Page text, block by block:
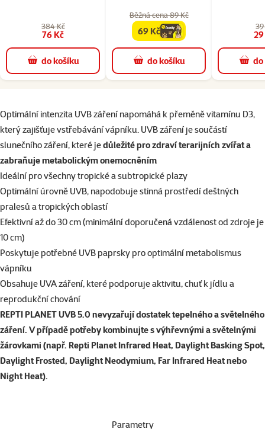
384 Kč
76 Kč
do košíku
Běžná cena 89 Kč
familycena
69 Kč
do košíku
superzoo.product.detail.content
Optimální intenzita UVB záření napomáhá k přeměně vitamínu D3,
který zajišťuje vstřebávání vápníku. UVB záření je součástí
slunečního záření, které jedůležité pro zdraví terarijních zvířat a
zabraňuje metabolickým onemocněním
Ideální pro všechny tropické a subtropické plazy
Optimální úrovně UVB, napodobuje stinná prostředí deštných
pralesů a tropických oblastí
Efektivní až do 30 cm (minimální doporučená vzdálenost od zdroje je
10 cm)
Poskytuje potřebné UVB paprsky pro optimální metabolismus
vápníku
Obsahuje UVA záření, které podporuje aktivitu, chuť k jídlu a
reprodukční chování
REPTI PLANET UVB 5.0 nevyzařují dostatek tepelného a světelného
záření. V případě potřeby kombinujte s výhřevnými a světelnými
žárovkami (např. Repti Planet Infrared Heat, Daylight Basking Spot,
Daylight Frosted, Daylight Neodymium, Far Infrared Heat nebo
Night Heat).
Parametry